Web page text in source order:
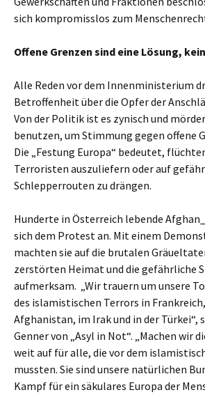
sich kompromisslos zum
Offene Grenzen sind eine Lösung,
Alle Reden vor dem Innenministerium
Betroffenheit über die Opfer der
Von der Politik ist es zynisch und
benutzen, um Stimmung gegen offene
Die „Festung Europa“ bedeutet,
Terroristen auszuliefern oder auf
Schlepperrouten zu drängen.
Hunderte in Österreich lebende
sich dem Protest an. Mit einem
machten sie auf die brutalen
zerstörten Heimat und die gefährliche
aufmerksam. „Wir trauern um unsere
des islamistischen Terrors in
Afghanistan, im Irak und in der Türkei“,
Genner von „Asyl in Not“. „Machen wir
weit auf für alle, die vor dem
mussten. Sie sind unsere natürlichen
Kampf für ein säkulares Europa der